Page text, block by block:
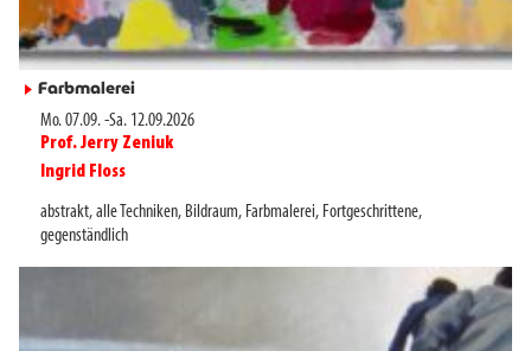
► Farbmalerei
Mo. 07.09.-Sa. 12.09.2026
Prof. Jerry Zeniuk
Ingrid Floss
abstrakt,alle Techniken, Bildraum, Farbmalerei, Fortgeschrittene,
gegenständlich